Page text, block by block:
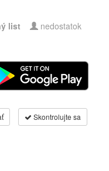
list nedostatok
Skontrolujte sa